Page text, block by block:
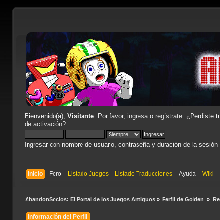
Bienvenido(a), Visitante. Por favor, ingresao regístrate. ¿Perdiste
de activación?
Ingresar con nombre de usuario, contraseña y duración de la sesión
Inicio Foro Listado Juegos Listado Traducciones Ayuda Wiki
AbandonSocios: El Portal de los Juegos Antiguos» Perfil de Golden »
Información del Perfil